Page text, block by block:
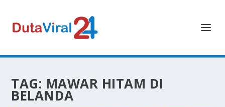
TAG: MAWAR HITAM DI
BELANDA